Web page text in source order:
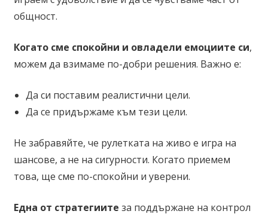
общност.
Когато сме спокойни и овладели емоциите си,
можем да взимаме по-добри решения. Важно е:
Да си поставим реалистични цели.
Да се придържаме към тези цели.
Не забравяйте, че рулетката на живо е игра на
шансове, а не на сигурности. Когато приемем
това, ще сме по-спокойни и уверени.
Една от стратегиите за поддържане на контрол